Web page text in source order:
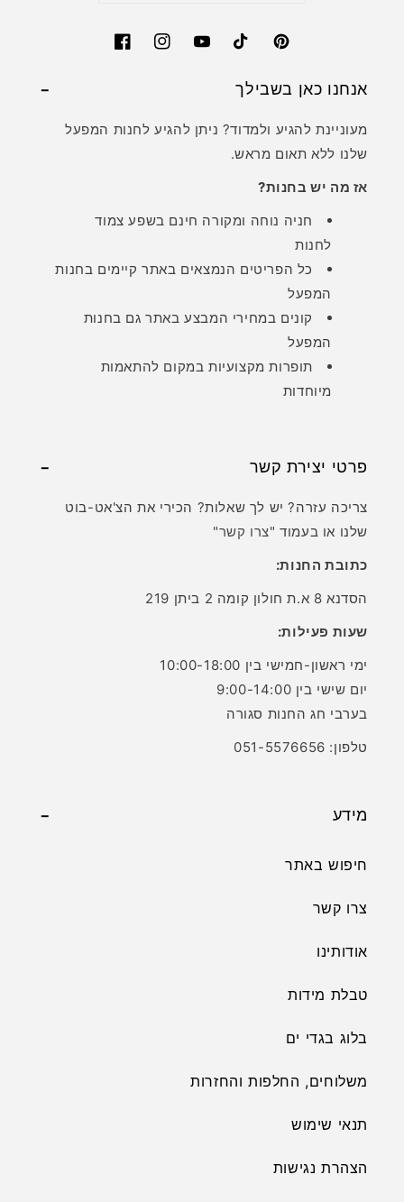
FacebookInstagramYouTubeTikTokPinterest
אנחנו כאן בשבילך
מעוניינת להגיע ולמדוד? ניתן להגיע לחנות המפעל
שלנו ללא תאום מראש.
אז מה יש בחנות?
חניה נוחה ומקורה חינם בשפע צמוד
לחנות
כל הפריטים הנמצאים באתר קיימים בחנות
המפעל
קונים במחירי המבצע באתר גם בחנות
המפעל
תופרות מקצועיות במקום להתאמות
מיוחדות
פרטי יצירת קשר
צריכה עזרה? יש לך שאלות? הכירי את הצ'אט-בוט
שלנו או בעמוד "צרו קשר"
כתובת החנות:
הסדנא 8 א.ת חולון קומה 2 ביתן 219
שעות פעילות:
ימי ראשון-חמישי בין 10:00-18:00
יום שישי בין 9:00-14:00
בערבי חג החנות סגורה
טלפון: 051-5576656
מידע
חיפוש באתר
צרו קשר
אודותינו
טבלת מידות
בלוג בגדי ים
משלוחים, החלפות והחזרות
תנאי שימוש
הצהרת נגישות